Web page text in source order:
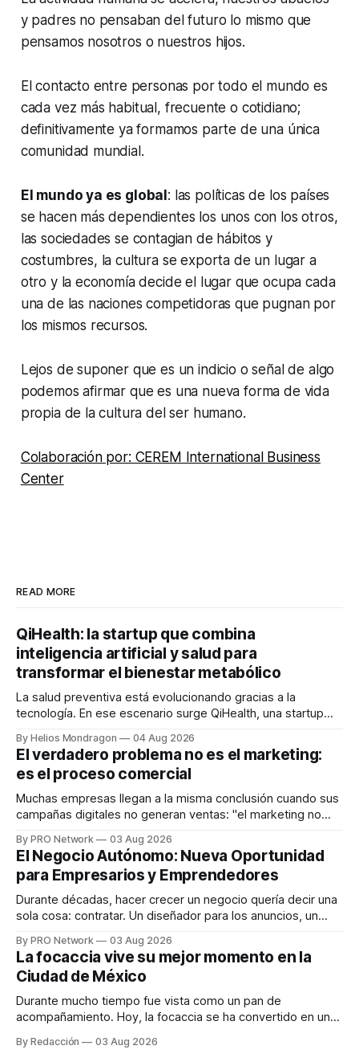
y padres no pensaban del futuro lo mismo que
pensamos nosotros o nuestros hijos.
El contacto entre personas por todo el mundo es
cada vez más habitual, frecuente o cotidiano;
definitivamente ya formamos parte de una única
comunidad mundial.
El mundo ya es global: las políticas de los países
se hacen más dependientes los unos con los otros,
las sociedades se contagian de hábitos y
costumbres, la cultura se exporta de un lugar a
otro y la economía decide el lugar que ocupa cada
una de las naciones competidoras que pugnan por
los mismos recursos.
Lejos de suponer que es un indicio o señal de algo
podemos afirmar que es una nueva forma de vida
propia de la cultura del ser humano.
Colaboración por: CEREM International Business
Center
READ MORE
QiHealth: la startup que combina
inteligencia artificial y salud para
transformar el bienestar metabólico
La salud preventiva está evolucionando gracias a la
tecnología. En ese escenario surge QiHealth, una startup
dispositivos inteligentes, inteligencia artificial y monitoreo
en tiempo real para ayudar a las personas a tomar mejores
decisiones sobre su salud metabólica. Su propuesta busca
responder
By Helios Mondragon 04 Aug 2026
El verdadero problema no es el marketing:
es el proceso comercial
Muchas empresas llegan a la misma conclusión cuando sus
campañas digitales no generan ventas: "el marketing no
INTERIUS, el problema suele estar en otro lugar. Durante
una entrevista para el podcast SER PRO, el especialista en
marketing digital explicó que
By PRO Network 03 Aug 2026
El Negocio Autónomo: Nueva Oportunidad
para Empresarios y Emprendedores
Durante décadas, hacer crecer un negocio quería decir una
sola cosa: contratar. Un diseñador para los anuncios, un
para los textos, alguien que supiera de publicidad digital
para encontrar prospectos, un vendedor para atender
llamadas y mensajes, y —con suerte— una persona
By PRO Network 03 Aug 2026
La focaccia vive su mejor momento en la
Ciudad de México
Durante mucho tiempo fue vista como un pan de
acompañamiento. Hoy, la focaccia se ha convertido en uno
artesanal, ingredientes de calidad y experiencias que
By Redacción 03 Aug 2026